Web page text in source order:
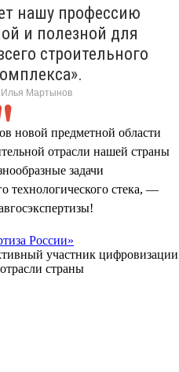
нашу профессию
и полезной для
строительного
Илья Мартынов
новой предметной области
отрасли нашей страны
задачи
технологического стека, —
России»